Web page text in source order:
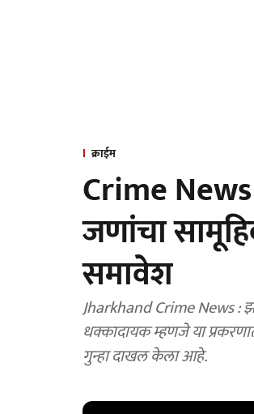
क्राईम
Crime
जणांचा
समावेश
Jharkhand Crime News :
धक्कादायक म्हणजे या
गुन्हा दाखल केला आहे.